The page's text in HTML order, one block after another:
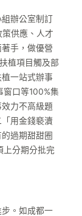
辦公室制訂
策供應、人才
手，做優營
植項目觸及部
一站式辦事
口等100%集
力不高級題
用金錢褻瀆
過期甜甜圈
上分期分批完
。如成都一